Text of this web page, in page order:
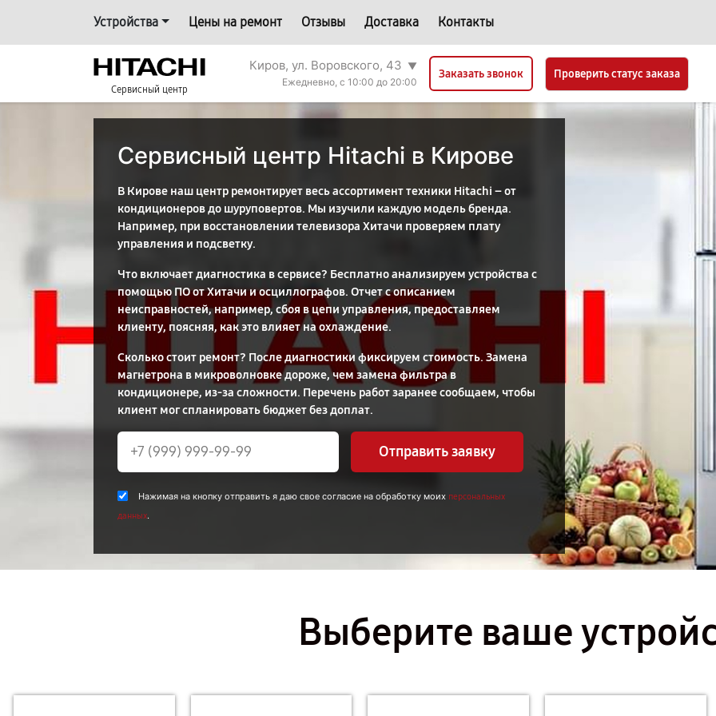
Устройства Цены на ремонт Отзывы Доставка Контакты
Сервисный центр
Киров, ул. Воровского, 43 ▼
Ежедневно, с 10:00 до 20:00
Заказать звонок Проверить статус заказа
Сервисный центр Hitachi в Кирове
В Кирове наш центр ремонтирует весь ассортимент техники Hitachi – от
кондиционеров до шуруповертов. Мы изучили каждую модель бренда.
Например, при восстановлении телевизора Хитачи проверяем плату
управления и подсветку.
Что включает диагностика в сервисе? Бесплатно анализируем устройства с
помощью ПО от Хитачи и осциллографов. Отчет с описанием
неисправностей, например, сбоя в цепи управления, предоставляем
клиенту, поясняя, как это влияет на охлаждение.
Сколько стоит ремонт? После диагностики фиксируем стоимость. Замена
магнетрона в микроволновке дороже, чем замена фильтра в
кондиционере, из-за сложности. Перечень работ заранее сообщаем, чтобы
клиент мог спланировать бюджет без доплат.
Отправить заявку
Нажимая на кнопку отправить я даю свое согласие на обработку моих персональных
данных.
Выберите ваше